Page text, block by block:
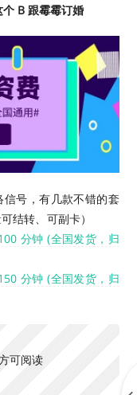
个 B 跟霉霉订婚
号，有几款不错的套
结转、可副卡）
分钟 (全国发货，归
分钟 (全国发货，归
可阅读